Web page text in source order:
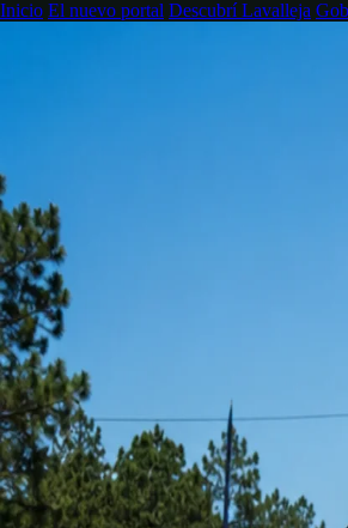
Inicio El nuevo portal Descubrí Lavalleja